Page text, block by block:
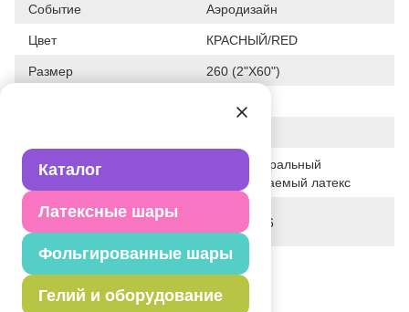
Каталог
Латексные шары
Фольгированные шары
Гелий и оборудование
Событие Аэродизайн
Цвет КРАСНЫЙ/RED
Размер 260 (2"X60")
Исходный материал
100% натуральный
биоразлагаемый латекс
Дата последнего
изменения элемента
05-07-2026
Вес 1.800 г
Описание товара